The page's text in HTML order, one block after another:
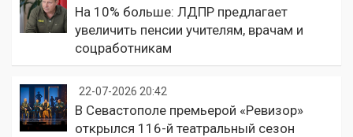
На 10% больше: ЛДПР предлагает
увеличить пенсии учителям, врачам и
соцработникам
22-07-2026 20:42
В Севастополе премьерой «Ревизор»
открылся 116-й театральный сезон